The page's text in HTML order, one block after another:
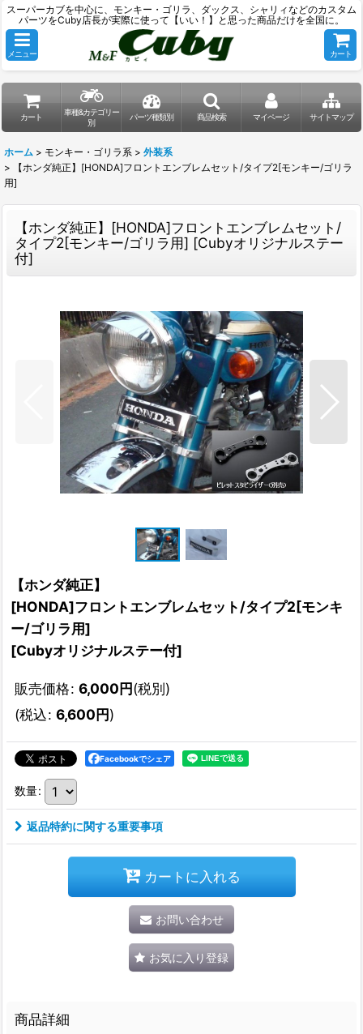
スーパーカブを中心に、モンキー・ゴリラ、ダックス、シャリィなどのカスタム
パーツをCuby店長が実際に使って【いい！】と思った商品だけを全国に。
メニュー カート
カート
車種&カテゴリー
別
パーツ種類別 商品検索 マイページ サイトマップ
ホーム > モンキー・ゴリラ系 > 外装系
>
【ホンダ純正】[HONDA]フロントエンブレムセット/タイプ2[モンキー/ゴリラ
用]
【ホンダ純正】[HONDA]フロントエンブレムセット/
タイプ2[モンキー/ゴリラ用] [Cubyオリジナルステー
付]
【ホンダ純正】
[HONDA]フロントエンブレムセット/タイプ2[モンキ
ー/ゴリラ用]
[Cubyオリジナルステー付]
販売価格: 6,000円(税別)
(税込: 6,600円)
Facebookでシェア
数量:
返品特約に関する重要事項
カートに入れる
お問い合わせ
お気に入り登録
商品詳細